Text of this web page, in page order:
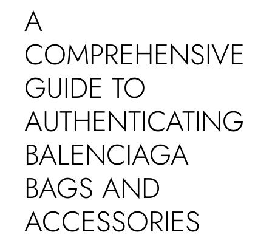
A
COMPREHENSIVE
GUIDE TO
AUTHENTICATING
BALENCIAGA
BAGS AND
ACCESSORIES